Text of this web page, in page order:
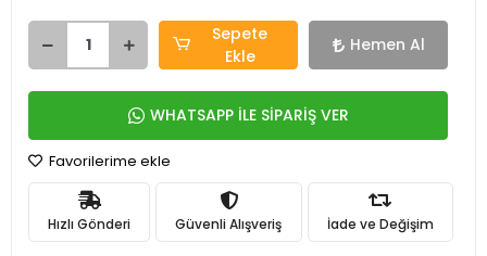
Sepete
Ekle
Hemen Al
WHATSAPP İLE SİPARİŞ VER
Favorilerime ekle
Hızlı Gönderi Güvenli Alışveriş İade ve Değişim